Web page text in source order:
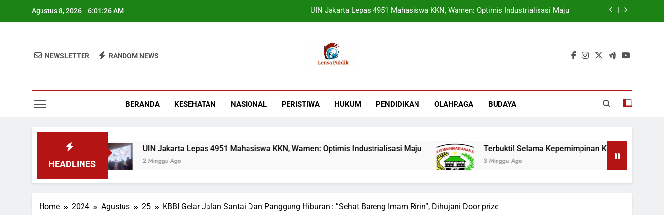
Agustus 8, 2026 6:01:26 AM Terbukti! Selama Kepemimpinan Ketua Barok, Forkabi Kota Depok Semakin Solid
NEWSLETTER RANDOM NEWS
BERANDA KESEHATAN NASIONAL PERISTIWA HUKUM PENDIDIKAN OLAHRAGA BUDAYA
HEADLINES
UIN Jakarta Lepas 4951 Mahasiswa KKN, Wamen: Optimis Industrialisasi Maju
2 Minggu Ago
Terbukti! Selama Kepemimpinan Ketua Barok, Forkabi
3 Minggu Ago
Home 2024 Agustus 25 KBBI Gelar Jalan Santai Dan Panggung Hiburan : ”Sehat Bareng Imam Ririn”, Dihujani Door prize